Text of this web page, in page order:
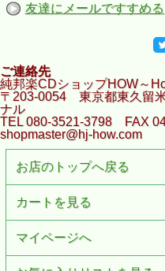
友達にメールですすめる
ご連絡先
純邦楽CDショップHOW～
〒203-0054 東京都東久留
ナル
TEL 080-3521-3798 FAX
shopmaster@hj-how.com
お店のトップへ戻る
カートを見る
マイページへ